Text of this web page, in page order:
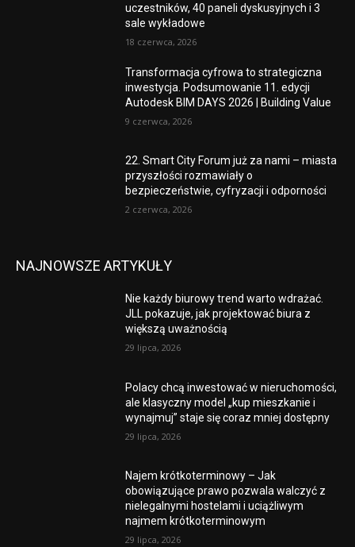
uczestników, 40 paneli dyskusyjnych i 3
sale wykładowe
18 czerwca, 2026
Transformacja cyfrowa to strategiczna
inwestycja. Podsumowanie 11. edycji
Autodesk BIM DAYS 2026 | Building Value
9 czerwca, 2026
22. Smart City Forum już za nami – miasta
przyszłości rozmawiały o
bezpieczeństwie, cyfryzacji i odporności
2 czerwca, 2026
NAJNOWSZE ARTYKUŁY
Nie każdy biurowy trend warto wdrażać.
JLL pokazuje, jak projektować biura z
większą uważnością
29 lipca, 2026
Polacy chcą inwestować w nieruchomości,
ale klasyczny model „kup mieszkanie i
wynajmuj” staje się coraz mniej dostępny
29 lipca, 2026
Najem krótkoterminowy – Jak
obowiązujące prawo pozwala walczyć z
nielegalnymi hostelami i uciążliwym
najmem krótkoterminowym
29 lipca, 2026